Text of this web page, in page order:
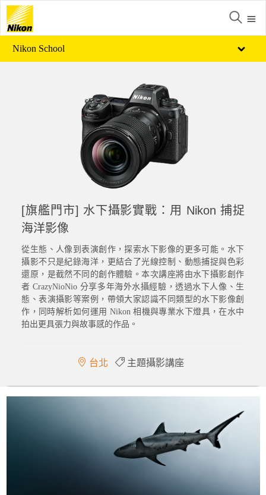
Nikon School
[旗艦門市] 水下攝影實戰：用 Nikon 捕捉
海洋影像
從生態、人像到表演創作，探索水下影像的更多可能。水下
攝影不只是紀錄海洋，更結合了光線控制、動態捕捉與色彩
還原，是截然不同的創作體驗。本次講座將由水下攝影創作
者 CrazyNioNio 分享多年海外水攝經驗，透過水下人像、生
態、表演攝影等案例，帶領大家認識不同類型的水下影像創
作，同時解析如何運用 Nikon 相機與專業水下燈具，在水中
拍出更具張力與故事感的作品。
台北 主題攝影講座